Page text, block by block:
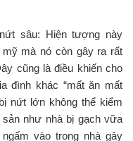
sâu: Hiện tượng này
mà nó còn gây ra rất
cũng là điều khiến cho
đình khác “mất ăn mất
nứt lớn không thể kiểm
như nhà bị gạch vữa
vào trong nhà gây